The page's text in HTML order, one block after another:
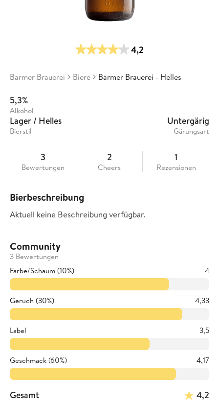
4,2
Barmer Brauerei Biere Barmer Brauerei - Helles
5,3%
Alkohol
Lager / Helles
Bierstil
Untergärig
Gärungsart
3
Bewertungen
2
Cheers
1
Rezensionen
Bierbeschreibung
Aktuell keine Beschreibung verfügbar.
Community
3 Bewertungen
Farbe/Schaum (10%)
4
Geruch (30%) 4,33
Label 3,5
Geschmack (60%) 4,17
Gesamt 4,2